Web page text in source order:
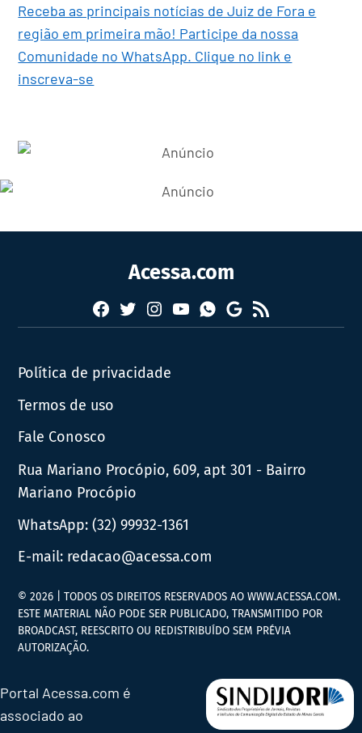
Receba as principais notícias de Juiz de Fora e
região em primeira mão! Participe da nossa
Comunidade no WhatsApp. Clique no link e
inscreva-se
Acessa.com
Facebook
TwitterInstagram
YouTubeWhatsapp
Google
News
RSS
Política de privacidade
Termos de uso
Fale Conosco
Rua Mariano Procópio, 609, apt 301 - Bairro
Mariano Procópio
WhatsApp:(32) 99932-1361
E-mail: redacao@acessa.com
© 2026 | TODOS OS DIREITOS RESERVADOS AO WWW.ACESSA.COM.
ESTE MATERIAL NÃO PODE SER PUBLICADO, TRANSMITIDO POR
BROADCAST, REESCRITO OU REDISTRIBUÍDO SEM PRÉVIA
AUTORIZAÇÃO.
Portal Acessa.com é
associado ao